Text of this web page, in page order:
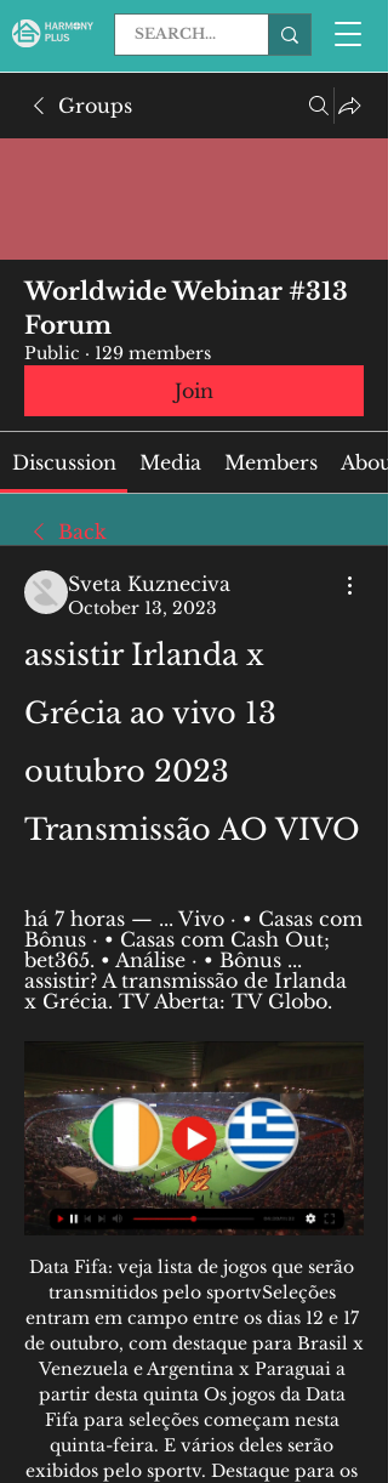
Groups
Worldwide Webinar #313
Forum
Public · 129 members
Join
Discussion Media Members About
Back
Sveta Kuzneciva
October 13, 2023
assistir Irlanda x
Grécia ao vivo 13
outubro 2023
Transmissão AO VIVO
há 7 horas — ... Vivo · • Casas com
Bônus · • Casas com Cash Out;
bet365. • Análise · • Bônus ...
assistir? A transmissão de Irlanda
x Grécia. TV Aberta: TV Globo.
Data Fifa: veja lista de jogos que serão
transmitidos pelo sportvSeleções
entram em campo entre os dias 12 e 17
de outubro, com destaque para Brasil x
Venezuela e Argentina x Paraguai a
partir desta quinta Os jogos da Data
Fifa para seleções começam nesta
quinta-feira. E vários deles serão
exibidos pelo sportv. Destaque para os